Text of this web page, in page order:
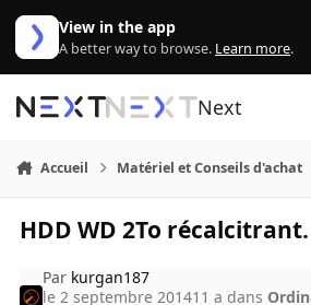
Aller au contenu
View in the app
A better way to browse. Learn more.
Next
Accueil Matériel et Conseils d'achat
HDD WD 2To récalcitrant.
Par kurgan187
le 2 septembre 201411 a dans